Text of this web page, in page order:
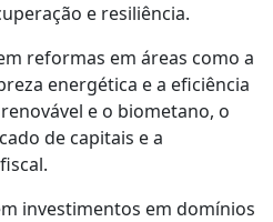
e resiliência.
reformas em áreas como a
energética e a eficiência
e o biometano, o
de capitais e a
investimentos em domínios